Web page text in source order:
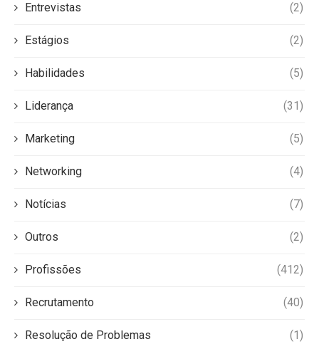
Entrevistas (2)
Estágios (2)
Habilidades (5)
Liderança (31)
Marketing (5)
Networking (4)
Notícias (7)
Outros (2)
Profissões (412)
Recrutamento (40)
Resolução de Problemas (1)